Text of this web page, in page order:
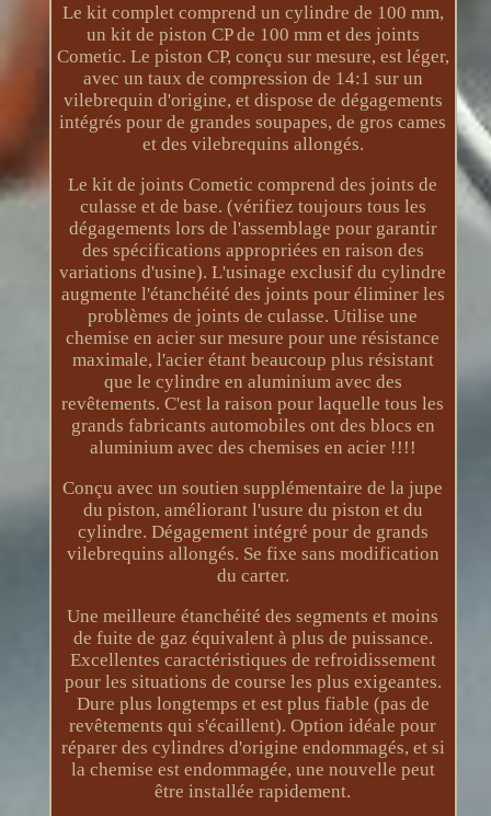
Le kit complet comprend un cylindre de 100 mm,
un kit de piston CP de 100 mm et des joints
Cometic. Le piston CP, conçu sur mesure, est léger,
avec un taux de compression de 14:1 sur un
vilebrequin d'origine, et dispose de dégagements
intégrés pour de grandes soupapes, de gros cames
et des vilebrequins allongés.
Le kit de joints Cometic comprend des joints de
culasse et de base. (vérifiez toujours tous les
dégagements lors de l'assemblage pour garantir
des spécifications appropriées en raison des
variations d'usine). L'usinage exclusif du cylindre
augmente l'étanchéité des joints pour éliminer les
problèmes de joints de culasse. Utilise une
chemise en acier sur mesure pour une résistance
maximale, l'acier étant beaucoup plus résistant
que le cylindre en aluminium avec des
revêtements. C'est la raison pour laquelle tous les
grands fabricants automobiles ont des blocs en
aluminium avec des chemises en acier !!!!
Conçu avec un soutien supplémentaire de la jupe
du piston, améliorant l'usure du piston et du
cylindre. Dégagement intégré pour de grands
vilebrequins allongés. Se fixe sans modification
du carter.
Une meilleure étanchéité des segments et moins
de fuite de gaz équivalent à plus de puissance.
Excellentes caractéristiques de refroidissement
pour les situations de course les plus exigeantes.
Dure plus longtemps et est plus fiable (pas de
revêtements qui s'écaillent). Option idéale pour
réparer des cylindres d'origine endommagés, et si
la chemise est endommagée, une nouvelle peut
être installée rapidement.